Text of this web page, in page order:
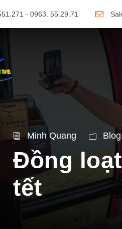
- 0963. 55.29.71
Minh Quang Blog
Đồng
tết